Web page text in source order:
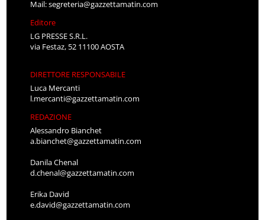
Mail:segreteria@gazzettamatin.com
Editore
LG PRESSE S.R.L.
via Festaz, 52 11100 AOSTA
DIRETTORE RESPONSABILE
Luca Mercanti
l.mercanti@gazzettamatin.com
REDAZIONE
Alessandro Bianchet
a.bianchet@gazzettamatin.com
Danila Chenal
d.chenal@gazzettamatin.com
Erika David
e.david@gazzettamatin.com